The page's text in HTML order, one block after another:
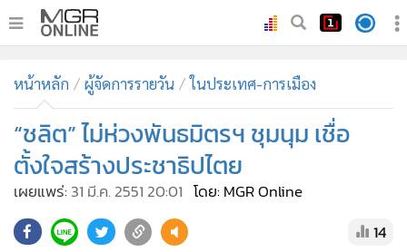
ทันเหตุการณ์
• ภาคใต้
ภูมิภาค
Online Section
• ผู้จัดการรายวัน
หน้าหลัก ผู้จัดการรายวัน ในประเทศ-การเมือง
“ชลิต” ไม่ห่วงพันธมิตรฯ ชุมนุม เชื่อ
ตั้งใจสร้างประชาธิปไตย
เผยแพร่: 31 มี.ค. 2551 20:01 โดย: MGR Online
14